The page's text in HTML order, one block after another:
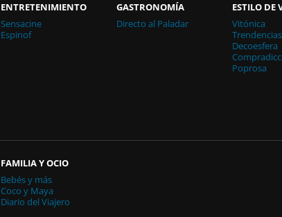
ENTRETENIMIENTO
Sensacine
Espinof
GASTRONOMÍA
Directo al Paladar
ESTILO DE
Vitónica
Trendencias
Decoesfera
Poprosa
FAMILIA Y OCIO
Bebés y más
Coco y Maya
Diario del Viajero